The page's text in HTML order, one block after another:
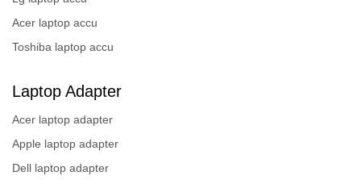
Acer laptop accu
Toshiba laptop accu
Laptop Adapter
Acer laptop adapter
Apple laptop adapter
Dell laptop adapter